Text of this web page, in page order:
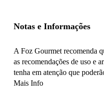
Notas e Informações
A Foz Gourmet recomenda
as recomendações de uso e
tenha em atenção que
Mais Info